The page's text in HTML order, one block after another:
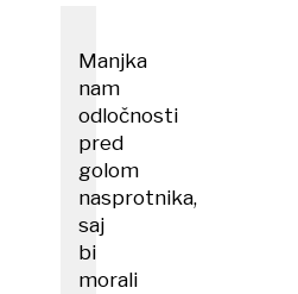
Manjka
nam
odločnosti
pred
golom
nasprotnika,
saj
bi
morali